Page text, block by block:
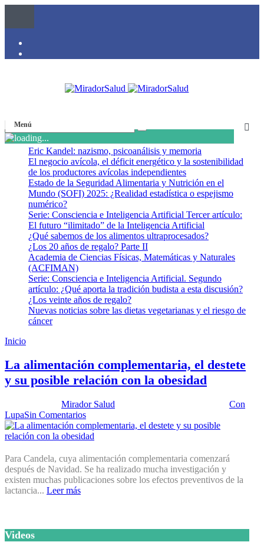
Menú
Eric Kandel: nazismo, psicoanálisis y memoria
El negocio avícola, el déficit energético y la sostenibilidad
de los productores avícolas independientes
Estado de la Seguridad Alimentaria y Nutrición en el
Mundo (SOFI) 2025: ¿Realidad estadística o espejismo
numérico?
Serie: Consciencia e Inteligencia Artificial Tercer artículo:
El futuro “ilimitado” de la Inteligencia Artificial
¿Qué sabemos de los alimentos ultraprocesados?
¿Los 20 años de regalo? Parte II
Academia de Ciencias Físicas, Matemáticas y Naturales
(ACFIMAN)
Serie: Consciencia e Inteligencia Artificial. Segundo
artículo: ¿Qué aporta la tradición budista a esta discusión?
¿Los veinte años de regalo?
Nuevas noticias sobre las dietas vegetarianas y el riesgo de
cáncer
Inicio
La alimentación complementaria, el destete
y su posible relación con la obesidad
Mirador Salud
Con
LupaSin Comentarios
Para Candela, cuya alimentación complementaria comenzará
después de Navidad. Se ha realizado mucha investigación y
existen muchas publicaciones sobre los efectos preventivos de la
lactancia... Leer más
Videos